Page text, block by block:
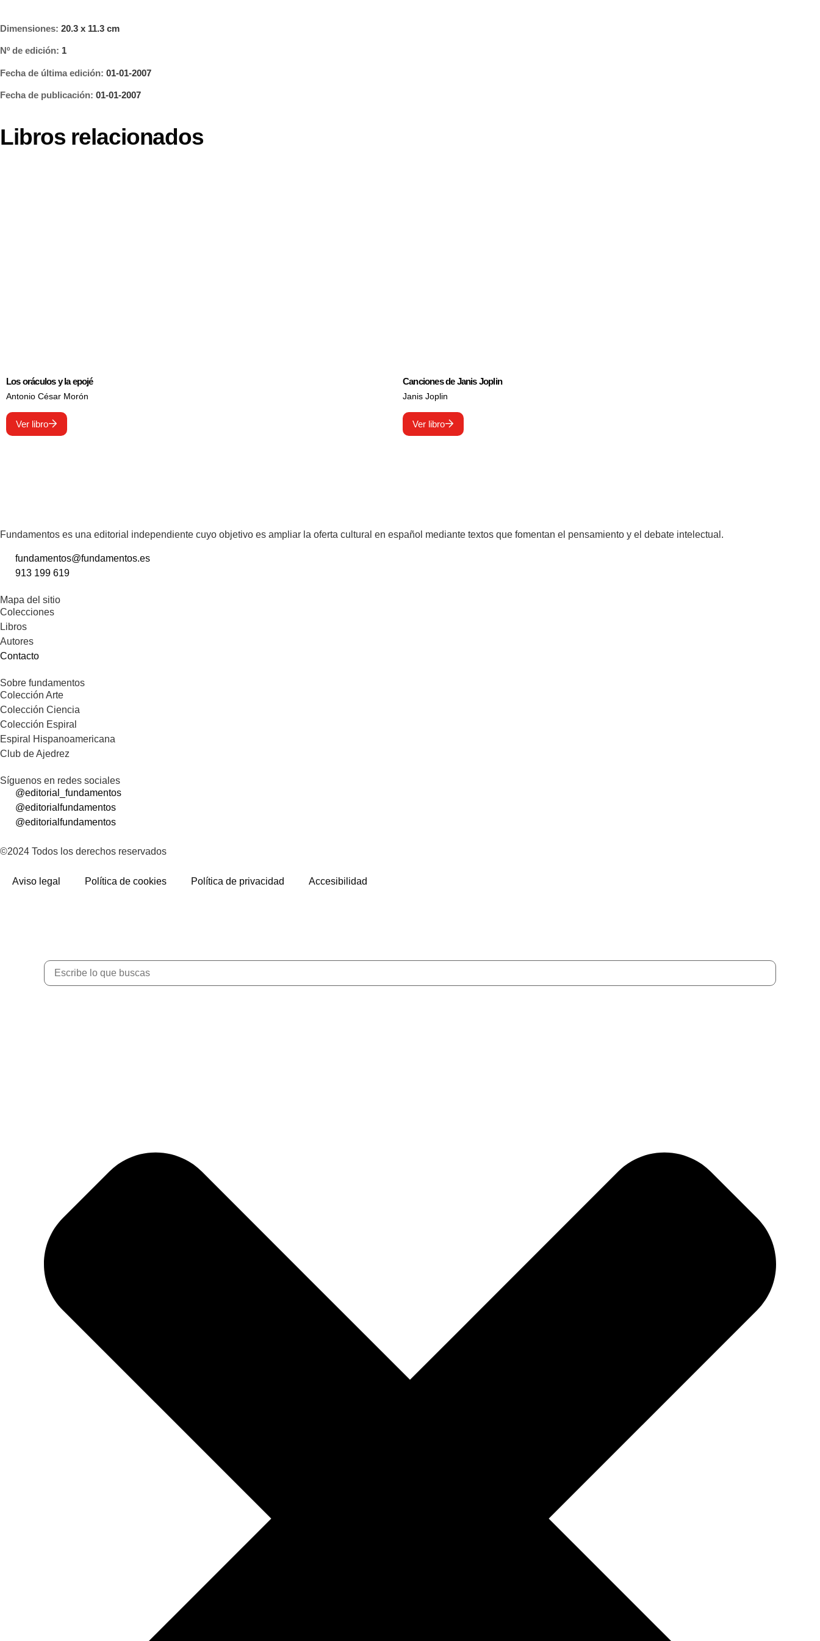
Dimensiones: 20.3 x 11.3 cm
Nº de edición: 1
Fecha de última edición: 01-01-2007
Fecha de publicación: 01-01-2007
Libros relacionados
Los oráculos y la epojé
Antonio César Morón
Ver libro
Canciones de Janis Joplin
Janis Joplin
Ver libro
Fundamentos es una editorial independiente cuyo objetivo es ampliar la oferta cultural en español mediante textos que fomentan el pensamiento y el debate intelectual.
fundamentos@fundamentos.es
913 199 619
Mapa del sitio
Colecciones
Libros
Autores
Contacto
Sobre fundamentos
Colección Arte
Colección Ciencia
Colección Espiral
Espiral Hispanoamericana
Club de Ajedrez
Síguenos en redes sociales
@editorial_fundamentos
@editorialfundamentos
@editorialfundamentos
©2024 Todos los derechos reservados
Aviso legal Política de cookies Política de privacidad Accesibilidad